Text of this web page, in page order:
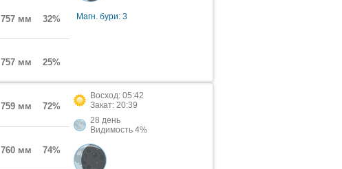
757 мм 32%
757 мм 25%
Магн. бури: 3
759 мм 72%
760 мм 74%
Восход: 05:42
Закат: 20:39
28 день
Видимость 4%